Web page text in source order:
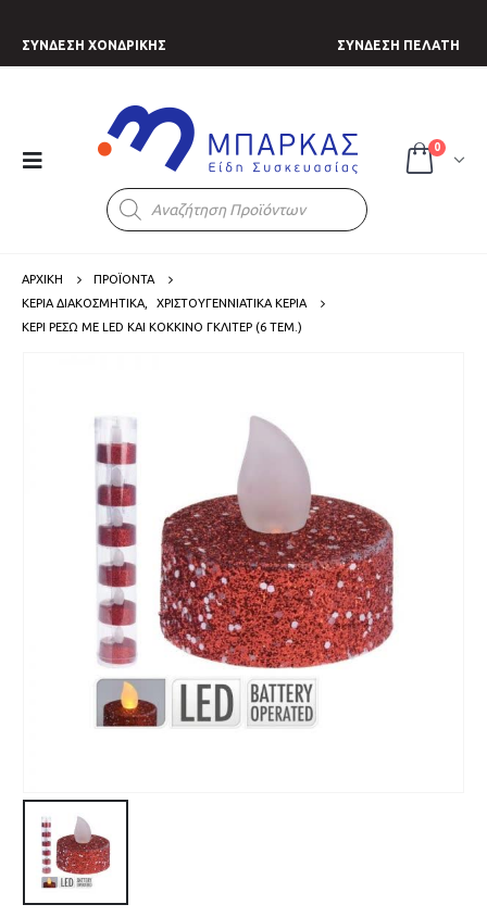
ΣΥΝΔΕΣΗ ΧΟΝΔΡΙΚΗΣ ΣΥΝΔΕΣΗ ΠΕΛΑΤΗ
Products
search
0
ΑΡΧΙΚΗ
ΠΡΟΪΟΝΤΑ
ΚΕΡΙΑ ΔΙΑΚΟΣΜΗΤΙΚΑ
ΧΡΙΣΤΟΥΓΕΝΝΙΑΤΙΚΑ ΚΕΡΙΑ
ΚΕΡΊ ΡΕΣΏ ΜΕ LED ΚΑΙ ΚΌΚΚΙΝΟ ΓΚΛΊΤΕΡ (6 ΤΕΜ.)